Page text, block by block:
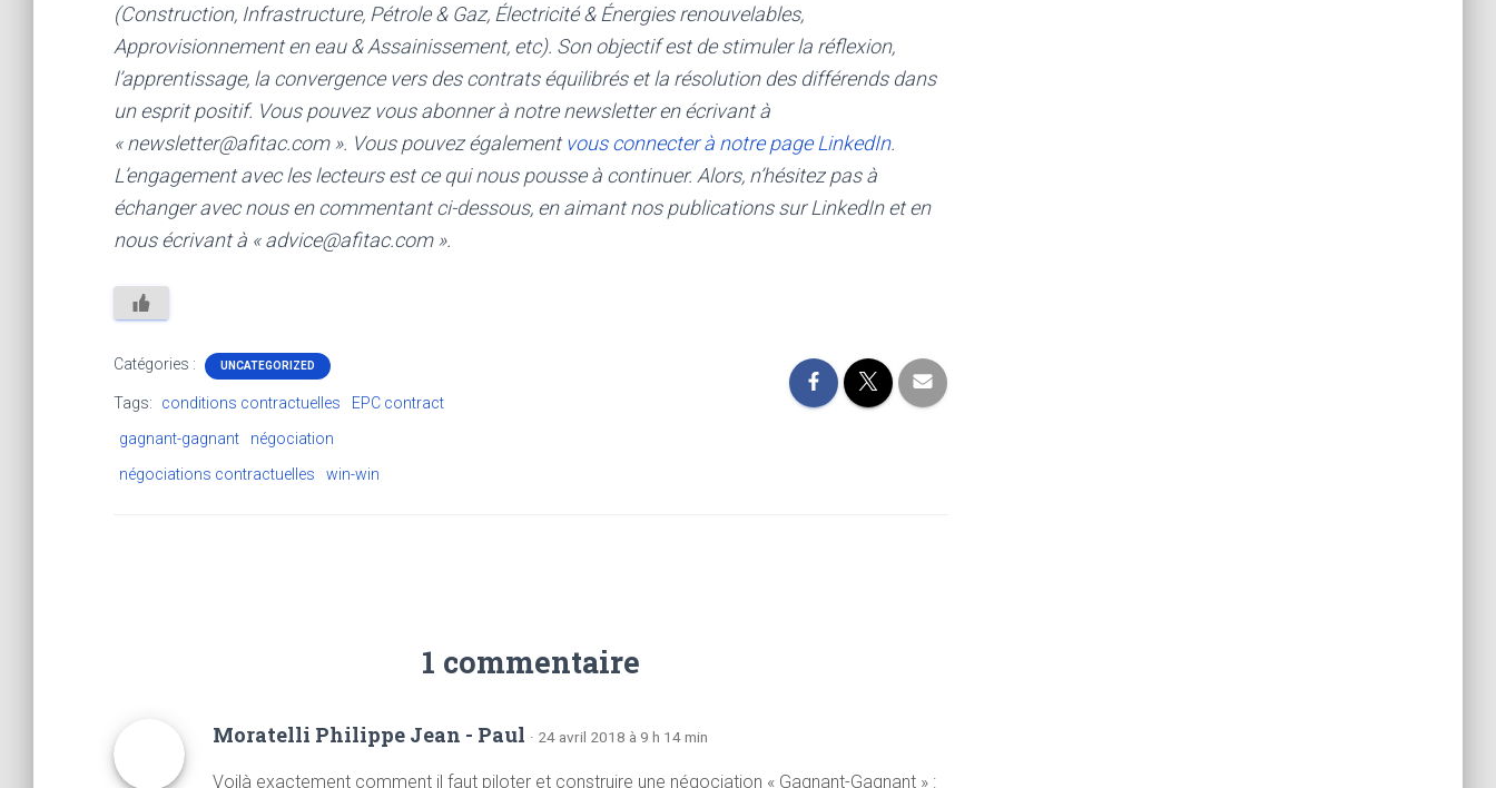
(Construction, Infrastructure, Pétrole & Gaz, Électricité & Énergies renouvelables,
Approvisionnement en eau & Assainissement, etc). Son objectif est de stimuler la réflexion,
l’apprentissage, la convergence vers des contrats équilibrés et la résolution des différends dans
un esprit positif. Vous pouvez vous abonner à notre newsletter en écrivant à
« newsletter@afitac.com ». Vous pouvez égalementvous connecter à notre page LinkedIn.
L’engagement avec les lecteurs est ce qui nous pousse à continuer. Alors, n’hésitez pas à
échanger avec nous en commentant ci-dessous, en aimant nos publications sur LinkedIn et en
nous écrivant à « advice@afitac.com ».
Catégories : UNCATEGORIZED
Tags: conditions contractuelles
EPC contract
gagnant-gagnant
négociation
négociations contractuelles
win-win
1 commentaire
Moratelli Philippe Jean - Paul · 24 avril 2018 à 9 h 14 min
Voilà exactement comment il faut piloter et construire une négociation « Gagnant-Gagnant » :